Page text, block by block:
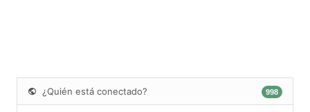
¿Quién está conectado? 998